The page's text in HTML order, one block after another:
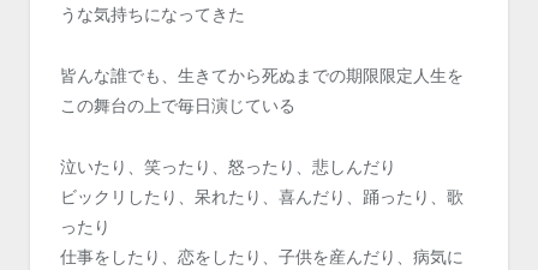
うな気持ちになってきた
皆んな誰でも、生きてから死ぬまでの期限限定人生を
この舞台の上で毎日演じている
泣いたり、笑ったり、怒ったり、悲しんだり
ビックリしたり、呆れたり、喜んだり、踊ったり、歌
ったり
仕事をしたり、恋をしたり、子供を産んだり、病気に